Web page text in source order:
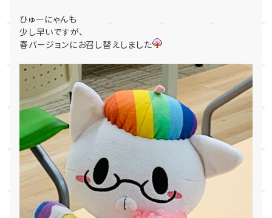
ひゅーにゃんも
少し早いですが、
春バージョンにお召し替えしました